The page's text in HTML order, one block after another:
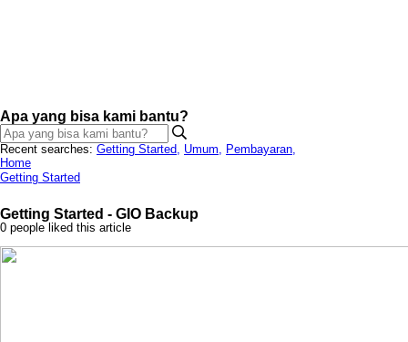
Apa yang bisa kami bantu?
Recent searches: Getting Started, Umum, Pembayaran,
Home
Getting Started
Getting Started - GIO Backup
0 people liked this article